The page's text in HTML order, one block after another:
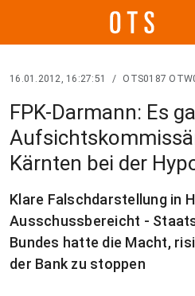
16.01.2012, 16:27:51 / OTS0187
FPK-Darmann: Es
Kärnten bei der
Klare Falschdarstellung in
Ausschussbereicht -
Bundes hatte die Macht,
der Bank zu stoppen